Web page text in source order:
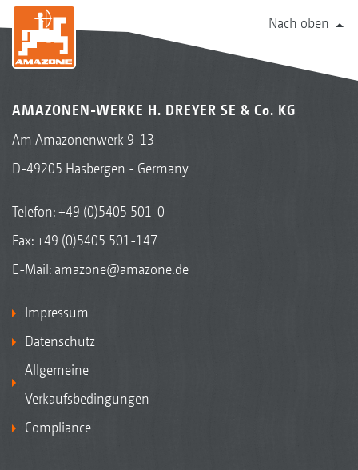
Nach oben
AMAZONEN-WERKE H. DREYER SE & Co. KG
Am Amazonenwerk 9-13
D-49205 Hasbergen - Germany
Telefon:+49 (0)5405 501-0
Fax: +49 (0)5405 501-147
E-Mail: amazone@amazone.de
Impressum
Datenschutz
Allgemeine
Verkaufsbedingungen
Compliance